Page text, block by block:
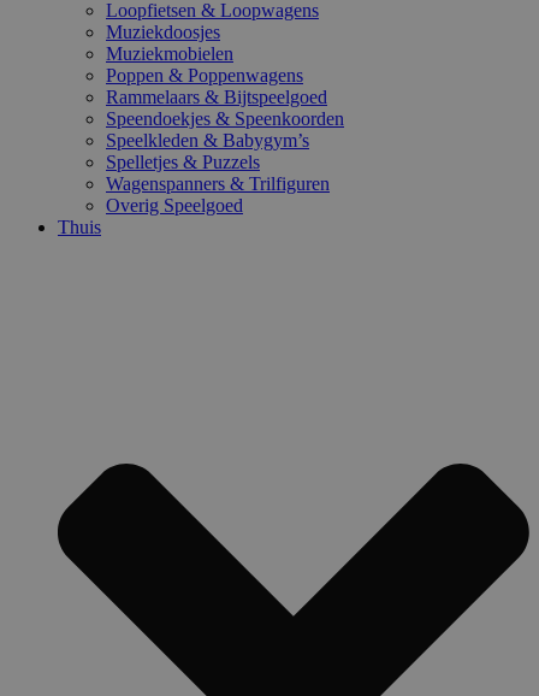
Loopfietsen & Loopwagens
Muziekdoosjes
Muziekmobielen
Poppen & Poppenwagens
Rammelaars & Bijtspeelgoed
Speendoekjes & Speenkoorden
Speelkleden & Babygym’s
Spelletjes & Puzzels
Wagenspanners & Trilfiguren
Overig Speelgoed
Thuis